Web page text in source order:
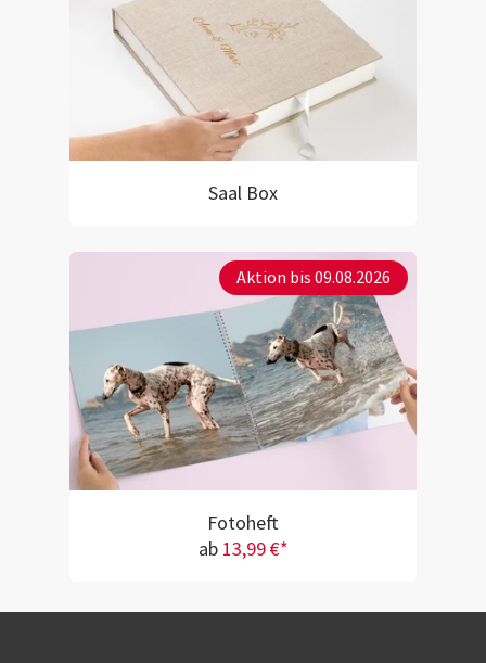
Saal Box
Aktion bis 09.08.2026
Fotoheft
ab 13,99 €*